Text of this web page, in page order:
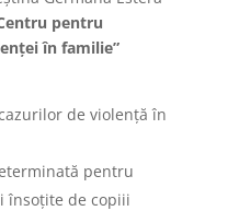
pentru
în familie”
de violenţă în
pentru
însoţite de copiii